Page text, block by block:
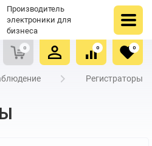
Производитель
электроники для
бизнеса
0
список сравнения
0
избранное
0
Регистраторы